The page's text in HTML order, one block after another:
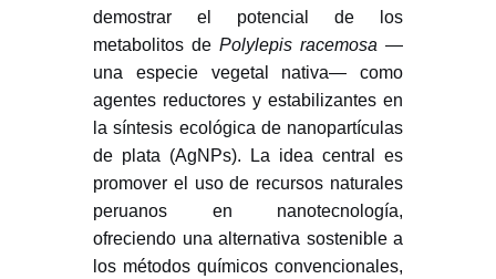
demostrar el potencial de los
metabolitos de Polylepis racemosa —
una especie vegetal nativa— como
agentes reductores y estabilizantes en
la síntesis ecológica de nanopartículas
de plata (AgNPs). La idea central es
promover el uso de recursos naturales
peruanos en nanotecnología,
ofreciendo una alternativa sostenible a
los métodos químicos convencionales,